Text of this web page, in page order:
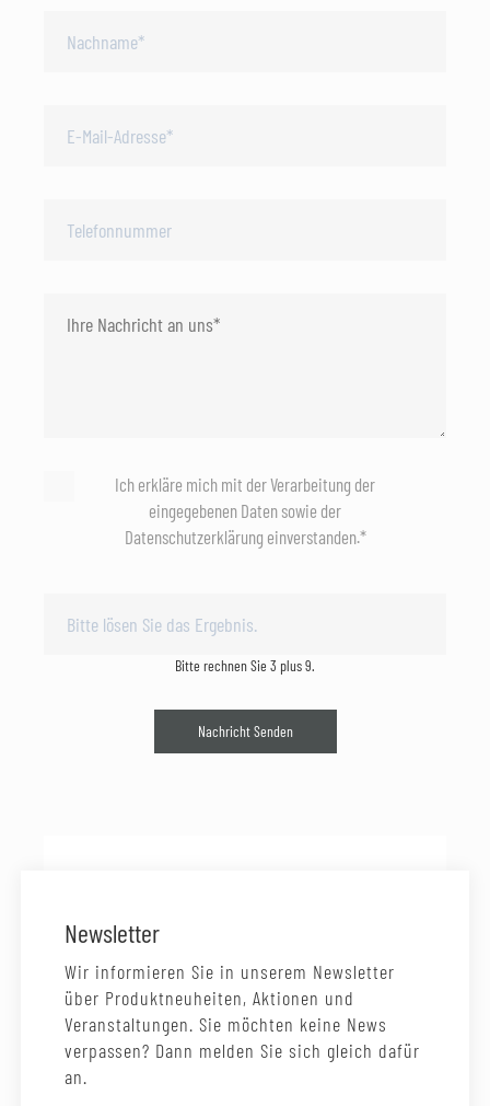
Ich erkläre mich mit der Verarbeitung der
eingegebenen Daten sowie der
Datenschutzerklärung einverstanden.*
Bitte rechnen Sie 3 plus 9.
Nachricht Senden
Newsletter
Wir informieren Sie in unserem Newsletter
über Produktneuheiten, Aktionen und
Veranstaltungen. Sie möchten keine News
verpassen? Dann melden Sie sich gleich dafür
an.